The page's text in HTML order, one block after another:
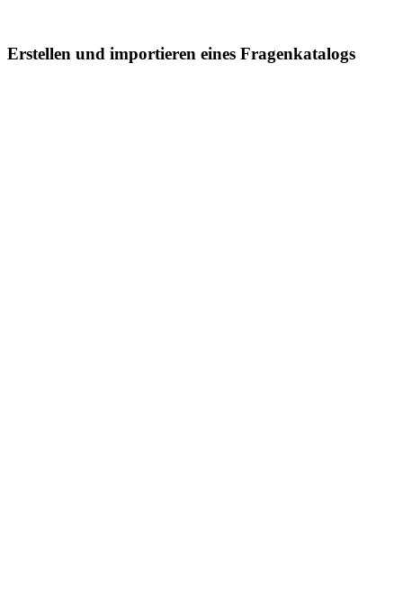
Erstellen und importieren eines Fragenkatalogs